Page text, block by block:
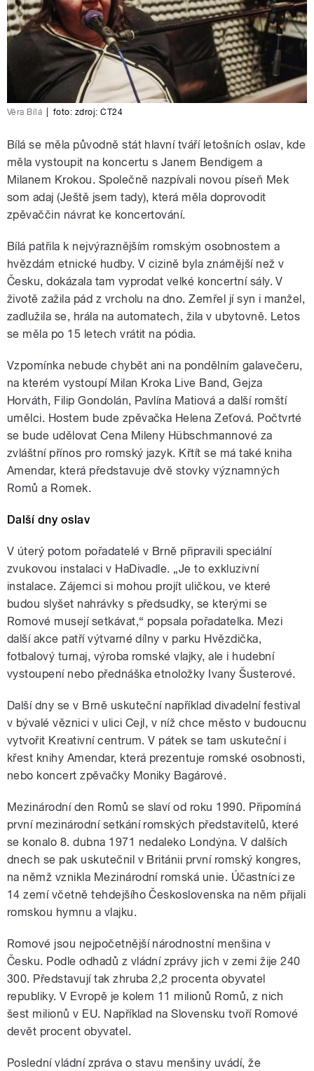
Věra Bílá foto: zdroj: ČT24
Bílá se měla původně stát hlavní tváří letošních oslav, kde
měla vystoupit na koncertu s Janem Bendigem a
Milanem Krokou. Společně nazpívali novou píseň Mek
som adaj (Ještě jsem tady), která měla doprovodit
zpěvaččin návrat ke koncertování.
Bílá patřila k nejvýraznějším romským osobnostem a
hvězdám etnické hudby. V cizině byla známější než v
Česku, dokázala tam vyprodat velké koncertní sály. V
životě zažila pád z vrcholu na dno. Zemřel jí syn i manžel,
zadlužila se, hrála na automatech, žila v ubytovně. Letos
se měla po 15 letech vrátit na pódia.
Vzpomínka nebude chybět ani na pondělním galavečeru,
na kterém vystoupí Milan Kroka Live Band, Gejza
Horváth, Filip Gondolán, Pavlína Matiová a další romští
umělci. Hostem bude zpěvačka Helena Zeťová. Počtvrté
se bude udělovat Cena Mileny Hübschmannové za
zvláštní přínos pro romský jazyk. Křtít se má také kniha
Amendar, která představuje dvě stovky významných
Romů a Romek.
Další dny oslav
V úterý potom pořadatelé v Brně připravili speciální
zvukovou instalaci v HaDivadle. „Je to exkluzivní
instalace. Zájemci si mohou projít uličkou, ve které
budou slyšet nahrávky s předsudky, se kterými se
Romové musejí setkávat,“ popsala pořadatelka. Mezi
další akce patří výtvarné dílny v parku Hvězdička,
fotbalový turnaj, výroba romské vlajky, ale i hudební
vystoupení nebo přednáška etnoložky Ivany Šusterové.
Další dny se v Brně uskuteční například divadelní festival
v bývalé věznici v ulici Cejl, v níž chce město v budoucnu
vytvořit Kreativní centrum. V pátek se tam uskuteční i
křest knihy Amendar, která prezentuje romské osobnosti,
nebo koncert zpěvačky Moniky Bagárové.
Mezinárodní den Romů se slaví od roku 1990. Připomíná
první mezinárodní setkání romských představitelů, které
se konalo 8. dubna 1971 nedaleko Londýna. V dalších
dnech se pak uskutečnil v Británii první romský kongres,
na němž vznikla Mezinárodní romská unie. Účastníci ze
14 zemí včetně tehdejšího Československa na něm přijali
romskou hymnu a vlajku.
Romové jsou nejpočetnější národnostní menšina v
Česku. Podle odhadů z vládní zprávy jich v zemi žije 240
300. Představují tak zhruba 2,2 procenta obyvatel
republiky. V Evropě je kolem 11 milionů Romů, z nich
šest milionů v EU. Například na Slovensku tvoří Romové
devět procent obyvatel.
Poslední vládní zpráva o stavu menšiny uvádí, že